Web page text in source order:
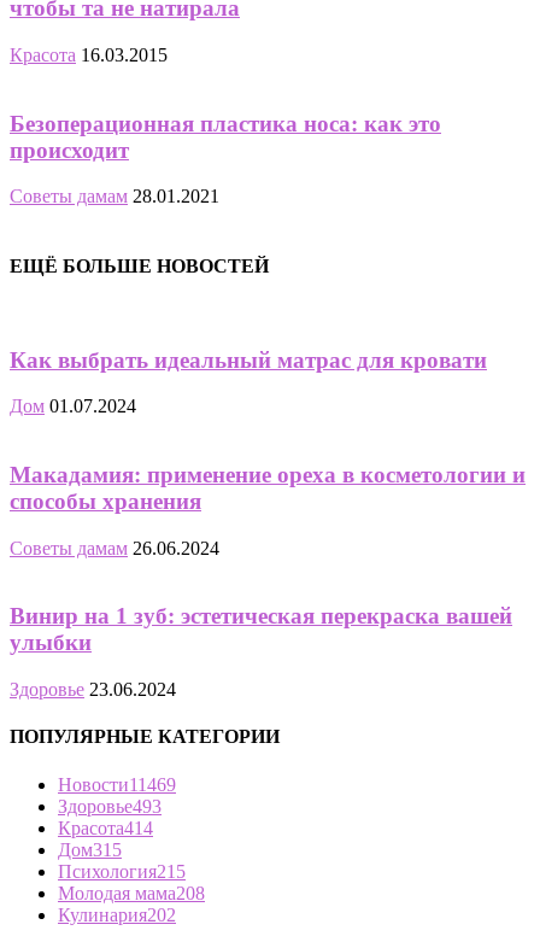
чтобы та не натирала
Красота 16.03.2015
Безоперационная пластика носа: как это
происходит
Советы дамам 28.01.2021
ЕЩЁ БОЛЬШЕ НОВОСТЕЙ
Как выбрать идеальный матрас для кровати
Дом 01.07.2024
Макадамия: применение ореха в косметологии и
способы хранения
Советы дамам 26.06.2024
Винир на 1 зуб: эстетическая перекраска вашей
улыбки
Здоровье 23.06.2024
ПОПУЛЯРНЫЕ КАТЕГОРИИ
Новости11469
Здоровье493
Красота414
Дом315
Психология215
Молодая мама208
Кулинария202